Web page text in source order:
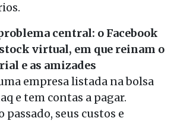
central: o Facebook
virtual, em que reinam o
e as amizades
empresa listada na bolsa
e tem contas a pagar.
passado, seus custos e